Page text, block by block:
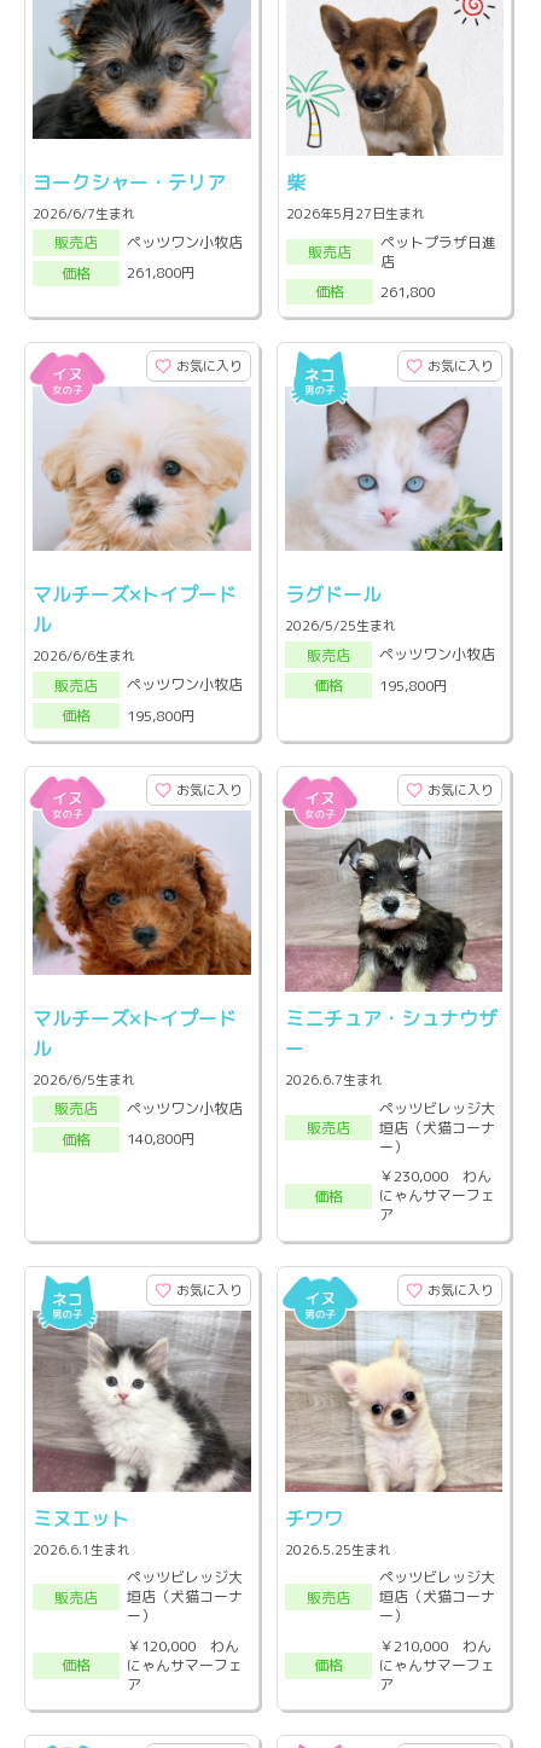
ヨークシャー・テリア
2026/6/7生まれ
販売店
ペッツワン小牧店
価格
261,800円
柴
2026年5月27日生まれ
販売店
ペットプラザ日進
店
価格
261,800
お気に入り
マルチーズ×トイプード
ル
2026/6/6生まれ
販売店
ペッツワン小牧店
価格
195,800円
お気に入り
ラグドール
2026/5/25生まれ
販売店
ペッツワン小牧店
価格
195,800円
お気に入り
マルチーズ×トイプード
ル
2026/6/5生まれ
販売店
ペッツワン小牧店
価格
140,800円
お気に入り
ミニチュア・シュナウザ
ー
2026.6.7生まれ
販売店
ペッツビレッジ大
垣店（犬猫コーナ
ー）
価格
￥230,000 わん
にゃんサマーフェ
ア
お気に入り
ミヌエット
2026.6.1生まれ
販売店
ペッツビレッジ大
垣店（犬猫コーナ
ー）
価格
￥120,000 わん
にゃんサマーフェ
ア
お気に入り
チワワ
2026.5.25生まれ
販売店
ペッツビレッジ大
垣店（犬猫コーナ
ー）
価格
￥210,000 わん
にゃんサマーフェ
ア